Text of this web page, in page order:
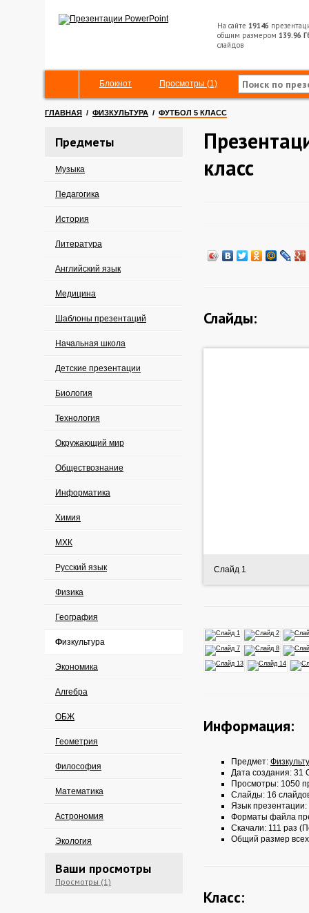
На сайте 19146
общим размером 139.96
слайдов
Блокнот Просмотры (1)
ГЛАВНАЯ / ФИЗКУЛЬТУРА / ФУТБОЛ 5 КЛАСС
Предметы
Музыка
Педагогика
История
Литература
Английский язык
Медицина
Шаблоны презентаций
Начальная школа
Детские презентации
Биология
Технология
Окружающий мир
Обществознание
Информатика
Химия
МХК
Русский язык
Физика
География
Физкультура
Экономика
Алгебра
ОБЖ
Геометрия
Философия
Математика
Астрономия
Экология
Ваши просмотры
Просмотры (1)
класс
Слайды:
Слайд 1
Информация:
Предмет:
Дата создания: 31
Просмотры: 1050
Слайды: 16
Язык презентации:
Форматы файла
Скачали: 111 раз
Общий размер
Класс: